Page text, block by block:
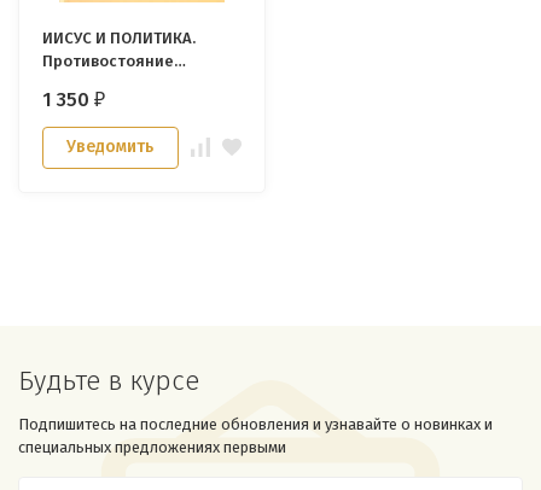
ИИСУС И ПОЛИТИКА.
Противостояние
1 350₽
Уведомить
Будьте в курсе
Подпишитесь на последние обновления и узнавайте о новинках и
специальных предложениях первыми